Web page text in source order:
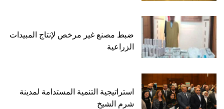
ضبط مصنع غير مرخص لإنتاج المبيدات
الزراعية
استراتيجية التنمية المستدامة لمدينة
شرم الشيخ